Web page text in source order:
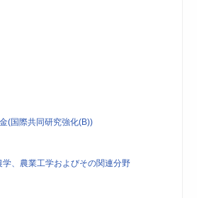
(国際共同研究強化(B))
、農業工学およびその関連分野